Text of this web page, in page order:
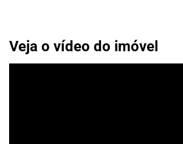
Veja o vídeo do imóvel